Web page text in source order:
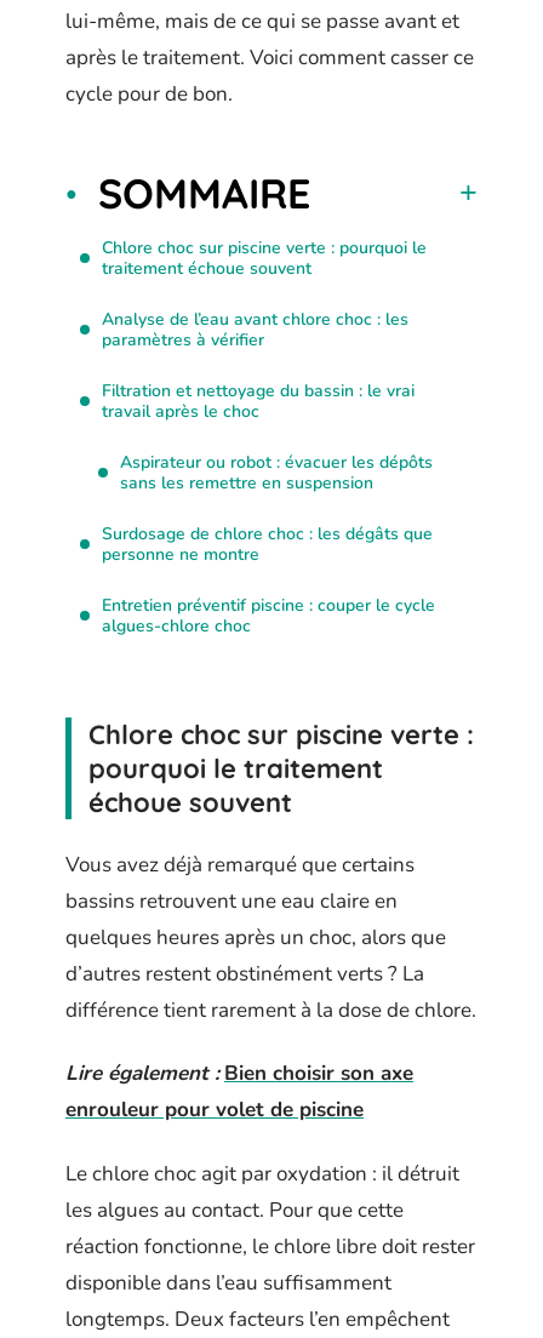
lui-même, mais de ce qui se passe avant et
après le traitement. Voici comment casser ce
cycle pour de bon.
SOMMAIRE
Chlore choc sur piscine verte : pourquoi le
traitement échoue souvent
Analyse de l’eau avant chlore choc : les
paramètres à vérifier
Filtration et nettoyage du bassin : le vrai
travail après le choc
Aspirateur ou robot : évacuer les dépôts
sans les remettre en suspension
Surdosage de chlore choc : les dégâts que
personne ne montre
Entretien préventif piscine : couper le cycle
algues-chlore choc
Chlore choc sur piscine verte :
pourquoi le traitement
échoue souvent
Vous avez déjà remarqué que certains
bassins retrouvent une eau claire en
quelques heures après un choc, alors que
d’autres restent obstinément verts ? La
différence tient rarement à la dose de chlore.
Lire également : Bien choisir son axe
enrouleur pour volet de piscine
Le chlore choc agit par oxydation : il détruit
les algues au contact. Pour que cette
réaction fonctionne, le chlore libre doit rester
disponible dans l’eau suffisamment
longtemps. Deux facteurs l’en empêchent